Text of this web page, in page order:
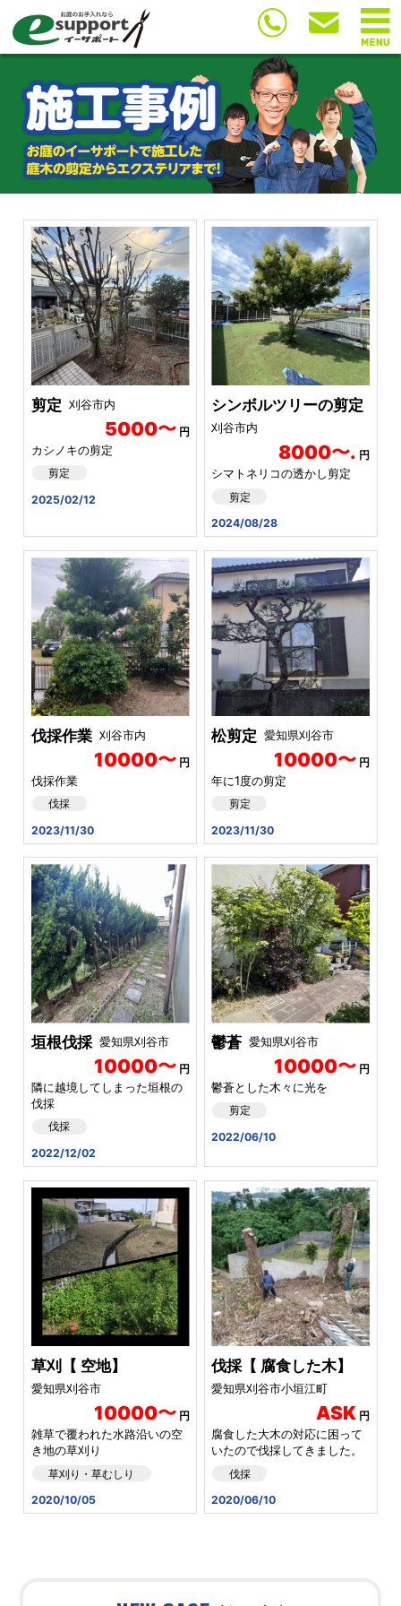
剪定 刈谷市内
5000〜円
カシノキの剪定
剪定
2025/02/12
シンボルツリーの剪定
刈谷市内
8000〜. 円
シマトネリコの透かし剪定
剪定
2024/08/28
伐採作業 刈谷市内
10000〜円
伐採作業
伐採
2023/11/30
松剪定 愛知県刈谷市
10000〜 円
年に1度の剪定
剪定
2023/11/30
垣根伐採 愛知県刈谷市
10000〜円
隣に越境してしまった垣根の
伐採
伐採
2022/12/02
鬱蒼 愛知県刈谷市
10000〜 円
鬱蒼とした木々に光を
剪定
2022/06/10
草刈【 空地】
愛知県刈谷市
10000〜円
雑草で覆われた水路沿いの空
き地の草刈り
草刈り・草むしり
2020/10/05
伐採【 腐食した木】
愛知県刈谷市小垣江町
ASK 円
腐食した大木の対応に困って
いたので伐採してきました。
伐採
2020/06/10